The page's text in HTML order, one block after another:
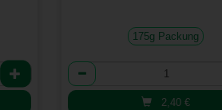
175g Packung
Anzahl
2,40€